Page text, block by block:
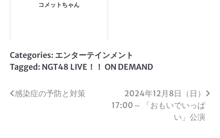
コメットちゃん
Categories: エンターテインメント
Tagged: NGT48 LIVE！！ ON DEMAND
投感染症の予防と対策
2024年12月8日（日）
17:00～ 「おもいでいっぱ
い」公演